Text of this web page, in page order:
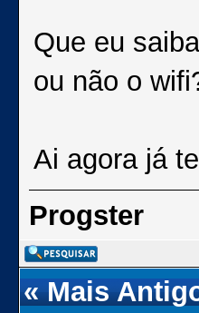
Que eu
ou não o
Ai agora já
Progster
«Mais